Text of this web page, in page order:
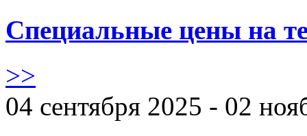
Специальные цены на
>>
04 сентября 2025 - 02